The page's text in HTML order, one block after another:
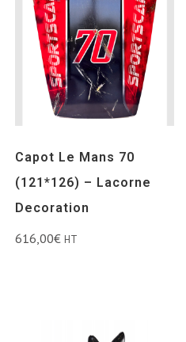
Capot Le Mans 70
(121*126) – Lacorne
Decoration
616,00€ HT